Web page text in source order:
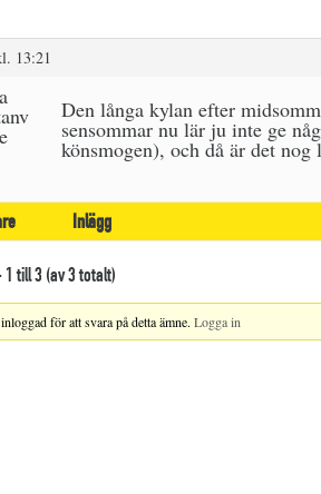
13:21
Den långa kylan efter
sensommar nu lär ju inte ge
könsmogen), och då är det
Inlägg
till 3 (av 3 totalt)
för att svara på detta ämne. Logga in